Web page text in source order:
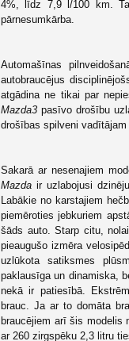
4%, līdz 7,9 l/100 km.
pārnesumkārba.
Automašīnas
autobraucējus
atgādina ne tikai par
Mazda3 pasīvo drošību
drošības spilveni
Sakarā ar nesenajiem
Mazda ir uzlabojusi
Labākie no karstajiem
piemēroties jebkuriem
šāds auto. Starp citu,
pieaugušo izmēra
uzlūkota satiksmes
paklausīga un dinamiska,
nekā ir patiesībā.
brauc. Ja ar to domāta
braucējiem arī šis
ar 260 zirgspēku 2,3 litru